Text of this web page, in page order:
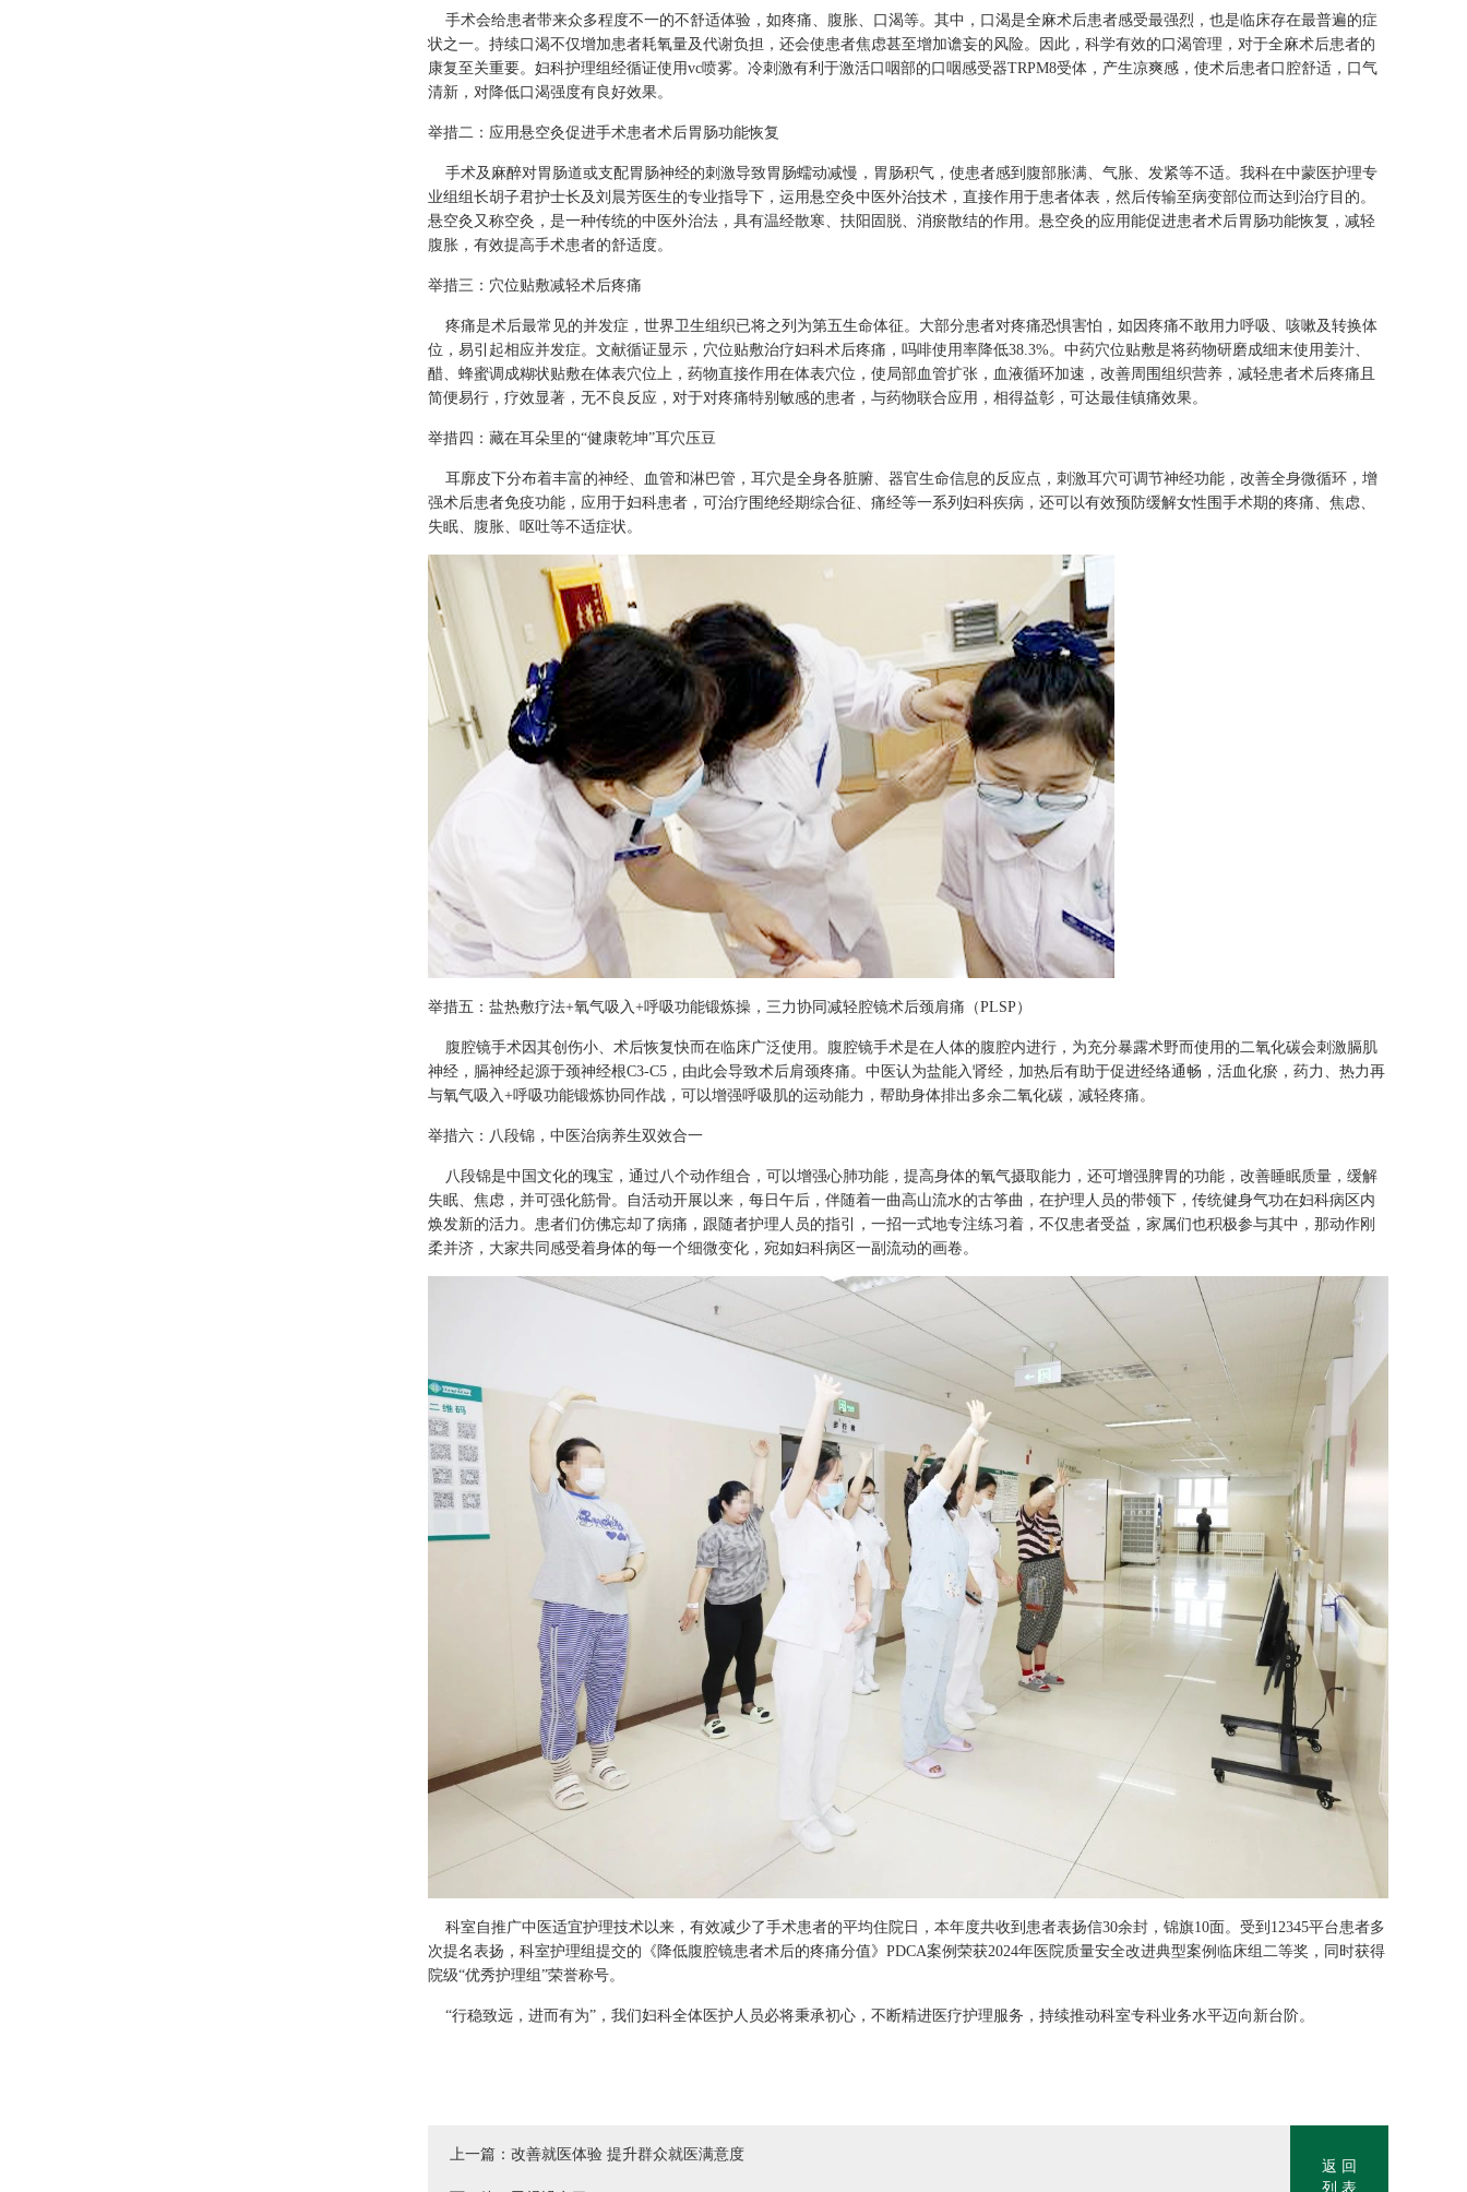
手术会给患者带来众多程度不一的不舒适体验，如疼痛、腹胀、口渴等。其中，口渴是全麻术后患者感受最强烈，也是临床存在最普遍的症
状之一。持续口渴不仅增加患者耗氧量及代谢负担，还会使患者焦虑甚至增加谵妄的风险。因此，科学有效的口渴管理，对于全麻术后患者的
康复至关重要。妇科护理组经循证使用vc喷雾。冷刺激有利于激活口咽部的口咽感受器TRPM8受体，产生凉爽感，使术后患者口腔舒适，口气
清新，对降低口渴强度有良好效果。
举措二：应用悬空灸促进手术患者术后胃肠功能恢复
手术及麻醉对胃肠道或支配胃肠神经的刺激导致胃肠蠕动减慢，胃肠积气，使患者感到腹部胀满、气胀、发紧等不适。我科在中蒙医护理专
业组组长胡子君护士长及刘晨芳医生的专业指导下，运用悬空灸中医外治技术，直接作用于患者体表，然后传输至病变部位而达到治疗目的。
悬空灸又称空灸，是一种传统的中医外治法，具有温经散寒、扶阳固脱、消瘀散结的作用。悬空灸的应用能促进患者术后胃肠功能恢复，减轻
腹胀，有效提高手术患者的舒适度。
举措三：穴位贴敷减轻术后疼痛
疼痛是术后最常见的并发症，世界卫生组织已将之列为第五生命体征。大部分患者对疼痛恐惧害怕，如因疼痛不敢用力呼吸、咳嗽及转换体
位，易引起相应并发症。文献循证显示，穴位贴敷治疗妇科术后疼痛，吗啡使用率降低38.3%。中药穴位贴敷是将药物研磨成细末使用姜汁、
醋、蜂蜜调成糊状贴敷在体表穴位上，药物直接作用在体表穴位，使局部血管扩张，血液循环加速，改善周围组织营养，减轻患者术后疼痛且
简便易行，疗效显著，无不良反应，对于对疼痛特别敏感的患者，与药物联合应用，相得益彰，可达最佳镇痛效果。
举措四：藏在耳朵里的“健康乾坤”耳穴压豆
耳廓皮下分布着丰富的神经、血管和淋巴管，耳穴是全身各脏腑、器官生命信息的反应点，刺激耳穴可调节神经功能，改善全身微循环，增
强术后患者免疫功能，应用于妇科患者，可治疗围绝经期综合征、痛经等一系列妇科疾病，还可以有效预防缓解女性围手术期的疼痛、焦虑、
失眠、腹胀、呕吐等不适症状。
举措五：盐热敷疗法+氧气吸入+呼吸功能锻炼操，三力协同减轻腔镜术后颈肩痛（PLSP）
腹腔镜手术因其创伤小、术后恢复快而在临床广泛使用。腹腔镜手术是在人体的腹腔内进行，为充分暴露术野而使用的二氧化碳会刺激膈肌
神经，膈神经起源于颈神经根C3-C5，由此会导致术后肩颈疼痛。中医认为盐能入肾经，加热后有助于促进经络通畅，活血化瘀，药力、热力再
与氧气吸入+呼吸功能锻炼协同作战，可以增强呼吸肌的运动能力，帮助身体排出多余二氧化碳，减轻疼痛。
举措六：八段锦，中医治病养生双效合一
八段锦是中国文化的瑰宝，通过八个动作组合，可以增强心肺功能，提高身体的氧气摄取能力，还可增强脾胃的功能，改善睡眠质量，缓解
失眠、焦虑，并可强化筋骨。自活动开展以来，每日午后，伴随着一曲高山流水的古筝曲，在护理人员的带领下，传统健身气功在妇科病区内
焕发新的活力。患者们仿佛忘却了病痛，跟随者护理人员的指引，一招一式地专注练习着，不仅患者受益，家属们也积极参与其中，那动作刚
柔并济，大家共同感受着身体的每一个细微变化，宛如妇科病区一副流动的画卷。
科室自推广中医适宜护理技术以来，有效减少了手术患者的平均住院日，本年度共收到患者表扬信30余封，锦旗10面。受到12345平台患者多
次提名表扬，科室护理组提交的《降低腹腔镜患者术后的疼痛分值》PDCA案例荣获2024年医院质量安全改进典型案例临床组二等奖，同时获得
院级“优秀护理组”荣誉称号。
“行稳致远，进而有为”，我们妇科全体医护人员必将秉承初心，不断精进医疗护理服务，持续推动科室专科业务水平迈向新台阶。
上一篇：改善就医体验 提升群众就医满意度
返 回
列 表